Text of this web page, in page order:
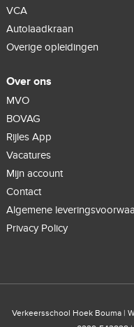
VCA
Autolaadkraan
Overige opleidingen
Over ons
MVO
BOVAG
Rijles App
Vacatures
Mijn account
Contact
Algemene
Privacy Policy
Verkeersschool Hoek Bouma |